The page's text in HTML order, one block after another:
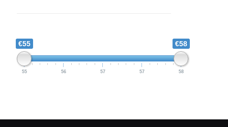
€55 €58
55 56 57 57 58